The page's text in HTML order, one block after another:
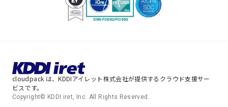
cloudpack は、KDDIアイレット株式会社が提供するクラウド支援サー
ビスです。
Copyright© KDDI iret, Inc. All Rights Reserved.